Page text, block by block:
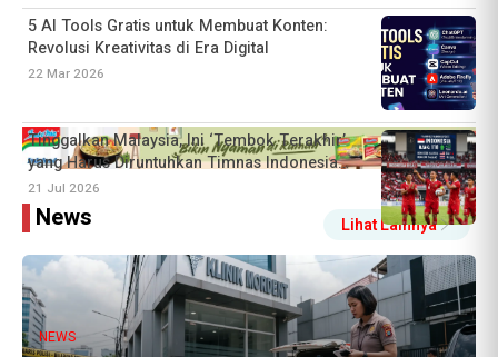
5 AI Tools Gratis untuk Membuat Konten:
Revolusi Kreativitas di Era Digital
22 Mar 2026
Tinggalkan Malaysia, Ini ‘Tembok Terakhir’
yang Harus Diruntuhkan Timnas Indonesia
untuk Kuasai Ranking FIFA ASEAN
21 Jul 2026
klikindex
News Lihat Lainnya
NEWS